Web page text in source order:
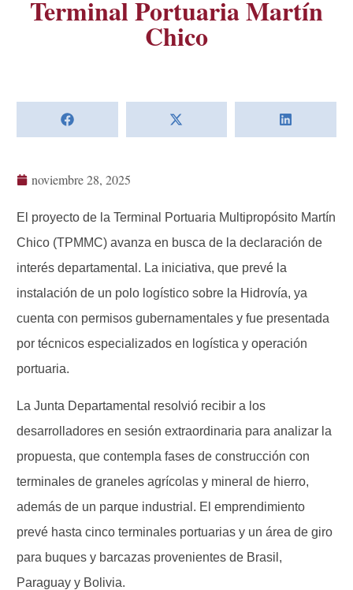
Terminal Portuaria Martín
Chico
noviembre 28, 2025
El proyecto de la Terminal Portuaria Multipropósito Martín
Chico (TPMMC) avanza en busca de la declaración de
interés departamental. La iniciativa, que prevé la
instalación de un polo logístico sobre la Hidrovía, ya
cuenta con permisos gubernamentales y fue presentada
por técnicos especializados en logística y operación
portuaria.
La Junta Departamental resolvió recibir a los
desarrolladores en sesión extraordinaria para analizar la
propuesta, que contempla fases de construcción con
terminales de graneles agrícolas y mineral de hierro,
además de un parque industrial. El emprendimiento
prevé hasta cinco terminales portuarias y un área de giro
para buques y barcazas provenientes de Brasil,
Paraguay y Bolivia.